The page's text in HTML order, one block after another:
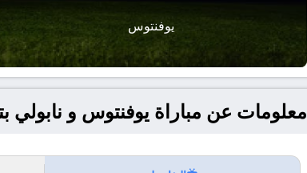
يوفنتوس
معلومات عن مباراة يوفنتوس و نابولي بتاريخ 2026-01-25 في إيطاليا,